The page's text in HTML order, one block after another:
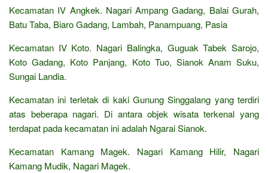
Kecamatan IV Angkek. Nagari Ampang Gadang, Balai Gurah,
Batu Taba, Biaro Gadang, Lambah, Panampuang, Pasia
Kecamatan IV Koto. Nagari Balingka, Guguak Tabek Sarojo,
Koto Gadang, Koto Panjang, Koto Tuo, Sianok Anam Suku,
Sungai Landia.
Kecamatan ini terletak di kaki Gunung Singgalang yang terdiri
atas beberapa nagari. Di antara objek wisata terkenal yang
terdapat pada kecamatan ini adalah Ngarai Sianok.
Kecamatan Kamang Magek. Nagari Kamang Hilir, Nagari
Kamang Mudik, Nagari Magek.